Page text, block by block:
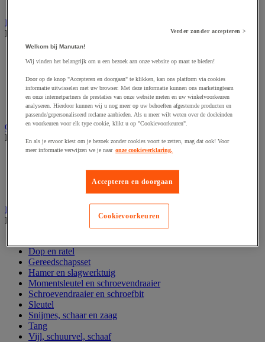
Elektrische toebehoren en verlichting
Bekijk de hele productgroep
Batterij, oplader en kabel
Elektrische kabel
Elektrische uitrusting
Verlengsnoer, stekkerdoos en kapelhaspel
Wandcontactdoos en schakelaar
Gereedschap opbergen
Bekijk de hele productgroep
Gereedschapskist en opbergtas
Gereedschapskoffer en versterkte kist
Handgereedschap
Bekijk de hele productgroep
Dop en ratel
Gereedschapsset
Hamer en slagwerktuig
Momentsleutel en schroevendraaier
Schroevendraaier en schroefbit
Sleutel
Snijmes, schaar en zaag
Tang
Vijl, schuurvel, schaaf
Verder zonder accepteren >
Welkom bij Manutan!
Wij vinden het belangrijk om u een bezoek aan onze website op maat te bieden!
Door op de knop "Accepteren en doorgaan" te klikken, kan ons platform via cookies
informatie uitwisselen met uw browser. Met deze informatie kunnen ons marketingteam
en onze internetpartners de prestaties van onze website meten en uw winkelvoorkeuren
analyseren. Hierdoor kunnen wij u nog meer op uw behoeften afgestemde producten en
passende/gepersonaliseerd reclame aanbieden. Als u meer wilt weten over de doeleinden
en voorkeuren voor elk type cookie, klikt u op "Cookievoorkeuren".
En als je ervoor kiest om je bezoek zonder cookies voort te zetten, mag dat ook! Voor
meer informatie verwijzen we je naar onze cookieverklaring.
Accepteren en doorgaan
Cookievoorkeuren